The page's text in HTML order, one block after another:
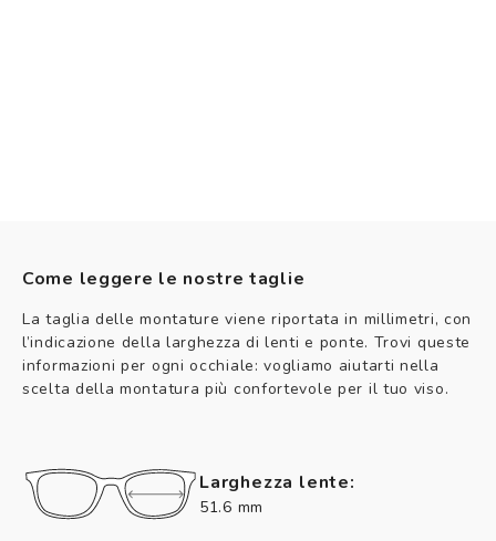
Come leggere le nostre taglie
La taglia delle montature viene riportata in millimetri, con
l’indicazione della larghezza di lenti e ponte. Trovi queste
informazioni per ogni occhiale: vogliamo aiutarti nella
scelta della montatura più confortevole per il tuo viso.
Larghezza lente:
51.6 mm